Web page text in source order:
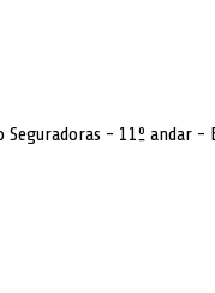
Seguradoras - 11º andar